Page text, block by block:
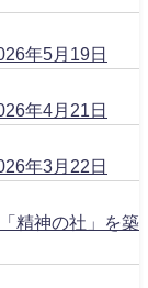
年5月19日
年4月21日
年3月22日
精神の社」を築